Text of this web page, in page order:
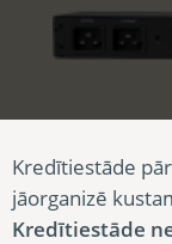
Kredītiestāde
jāorganizē
Kredītiestāde